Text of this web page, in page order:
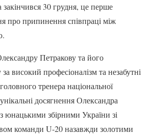
30 грудня, це перше
про припинення співпраці між
Петракову та його
високий професіоналізм та незабутні
тренера національної
досягнення Олександра
юнацькими збірними України зі
команди U-20 назавжди золотими